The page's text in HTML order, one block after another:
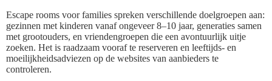
Escape rooms voor families spreken verschillende doelgroepen aan:
gezinnen met kinderen vanaf ongeveer 8–10 jaar, generaties samen
met grootouders, en vriendengroepen die een avontuurlijk uitje
zoeken. Het is raadzaam vooraf te reserveren en leeftijds- en
moeilijkheidsadviezen op de websites van aanbieders te
controleren.